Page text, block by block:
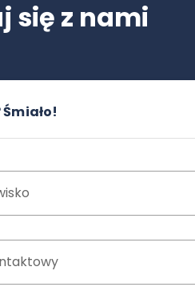
się z nami